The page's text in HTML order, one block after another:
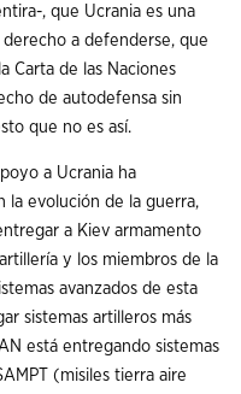
, que Ucrania es una
a defenderse, que
Carta de las Naciones
de autodefensa sin
que no es así.
a Ucrania ha
la evolución de la guerra,
a Kiev armamento
y los miembros de la
avanzados de esta
sistemas artilleros más
está entregando sistemas
(misiles tierra aire